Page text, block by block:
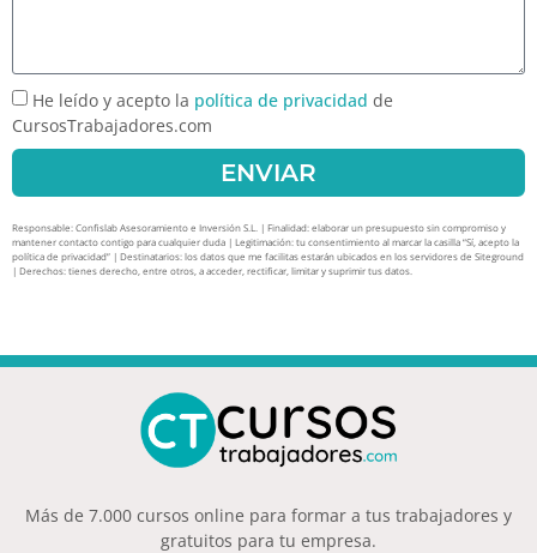
He leído y acepto la política de privacidad de
CursosTrabajadores.com
ENVIAR
Responsable: Confislab Asesoramiento e Inversión S.L. | Finalidad: elaborar un presupuesto sin compromiso y
mantener contacto contigo para cualquier duda | Legitimación: tu consentimiento al marcar la casilla “Sí, acepto la
política de privacidad” | Destinatarios: los datos que me facilitas estarán ubicados en los servidores de Siteground
| Derechos: tienes derecho, entre otros, a acceder, rectificar, limitar y suprimir tus datos.
Más de 7.000 cursos online para formar a tus trabajadores y
gratuitos para tu empresa.